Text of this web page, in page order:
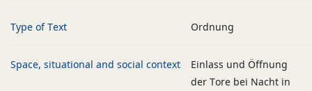
Type of Text Ordnung
Space, situational and social context
Einlass und Öffnung
der Tore bei Nacht in